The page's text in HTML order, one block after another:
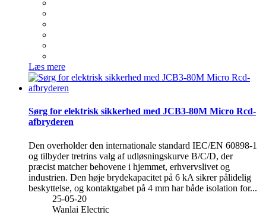
Læs mere
Sørg for elektrisk sikkerhed med JCB3-80M Micro Rcd-
afbryderen
Den overholder den internationale standard IEC/EN 60898-1
og tilbyder tretrins valg af udløsningskurve B/C/D, der
præcist matcher behovene i hjemmet, erhvervslivet og
industrien. Den høje brydekapacitet på 6 kA sikrer pålidelig
beskyttelse, og kontaktgabet på 4 mm har både isolation for...
25-05-20
Wanlai Electric